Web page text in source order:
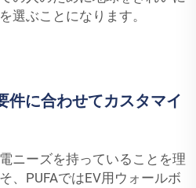
選ぶことになります。
件に合わせてカスタマイ
ニーズを持っていることを理
、PUFAではEV用ウォールボ